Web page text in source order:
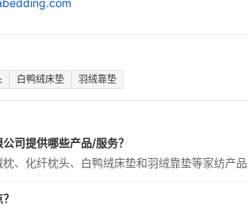
白鸭绒床垫 羽绒靠垫
司提供哪些产品/服务？
、化纤枕头、白鸭绒床垫和羽绒靠垫等家纺产